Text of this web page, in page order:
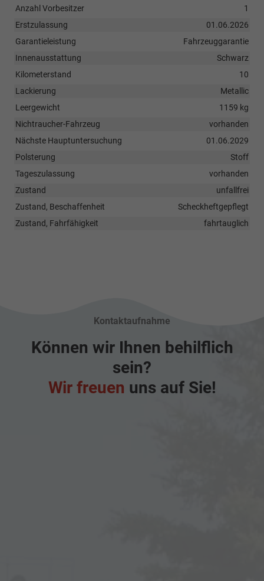
Anzahl Vorbesitzer
1
Erstzulassung
01.06.2026
Garantieleistung
Fahrzeuggarantie
Innenausstattung
Schwarz
Kilometerstand
10
Lackierung
Metallic
Leergewicht
1159 kg
Nichtraucher-Fahrzeug
vorhanden
Nächste Hauptuntersuchung
01.06.2029
Polsterung
Stoff
Tageszulassung
vorhanden
Zustand
unfallfrei
Zustand, Beschaffenheit
Scheckheftgepflegt
Zustand, Fahrfähigkeit
fahrtauglich
Kontaktaufnahme
Können wir Ihnen behilflich
sein?
Wir freuen uns auf Sie!